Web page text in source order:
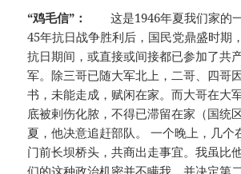
“鸡毛信”：
这是1946年夏我们家的一
45年抗日战争胜利后，国民党鼎盛时期
抗日期间，或直接或间接都已参加了共
军。除三哥已随大军北上，二哥、四哥
书，未能走成，赋闲在家。而大哥在大
底被剌伤化脓，不得已滞留在家（国统
夏，他决意追赶部队。 一个晚上，几个
门前长坝桥头，共商出走事宜。我虽比
们的这种政治机密并不瞒我，并决定第